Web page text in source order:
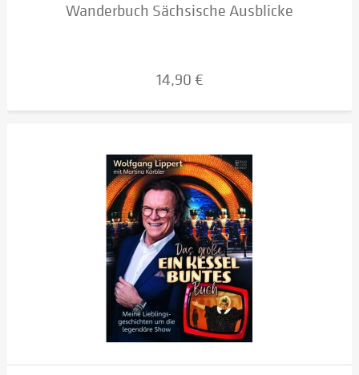
Wanderbuch Sächsische Ausblicke
14,90 €